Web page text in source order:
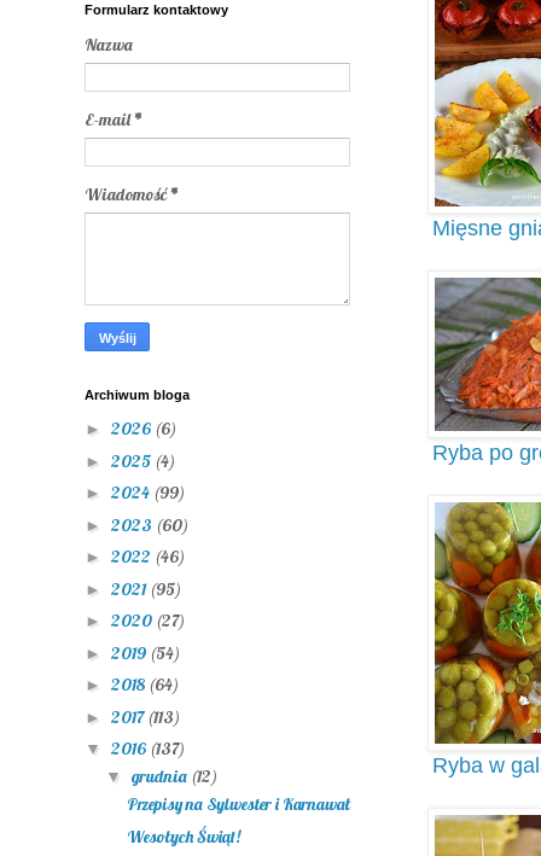
Mięsne
Ryba po
Ryba w
Formularz kontaktowy
Nazwa
E-mail*
Wiadomość*
Archiwum bloga
► 2026 (6)
► 2025 (4)
► 2024 (99)
► 2023 (60)
► 2022 (46)
► 2021 (95)
► 2020 (27)
► 2019 (54)
► 2018 (64)
► 2017(113)
▼ 2016 (137)
▼ grudnia (12)
Przepisy na Sylwester i Karnawał
Wesołych Świąt!